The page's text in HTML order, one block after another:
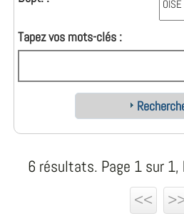
Tapez vos mots-clés :
6 résultats. Page 1 sur
<<